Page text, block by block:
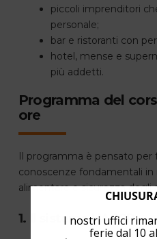
piccoli imprenditori
personale;
bar e ristoranti con
hotel, mense e
più addetti.
Programma del
ore
Il programma è pensato per
conoscenze fondamentali in
alimentare e sicurezza degli
1. Il sistema HACCP
I nostri uffici
ferie dal 10